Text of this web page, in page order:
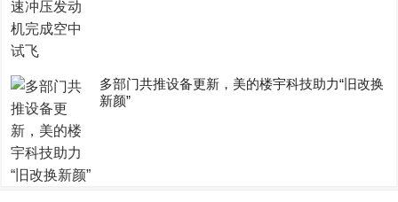
多部门共推设备更新，美的楼宇科技助力“旧改换
新颜”